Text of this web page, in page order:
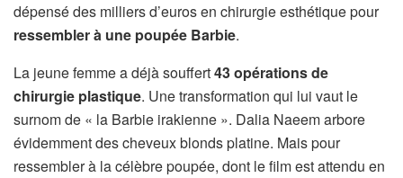
dépensé des milliers d’euros en chirurgie esthétique pour
ressembler à une poupée Barbie.
La jeune femme a déjà souffert43 opérations de
chirurgie plastique. Une transformation qui lui vaut le
surnom de « la Barbie irakienne ». Dalia Naeem arbore
évidemment des cheveux blonds platine. Mais pour
ressembler à la célèbre poupée, dont le film est attendu en